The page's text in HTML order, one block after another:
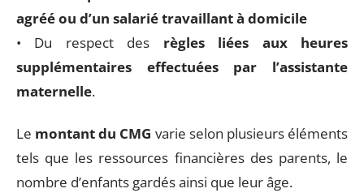
agréé ou d’un salarié travaillant à domicile
• Du respect des règles liées aux heures
supplémentaires effectuées par l’assistante
maternelle.
Le montant du CMG varie selon plusieurs éléments
tels que les ressources financières des parents, le
nombre d’enfants gardés ainsi que leur âge.